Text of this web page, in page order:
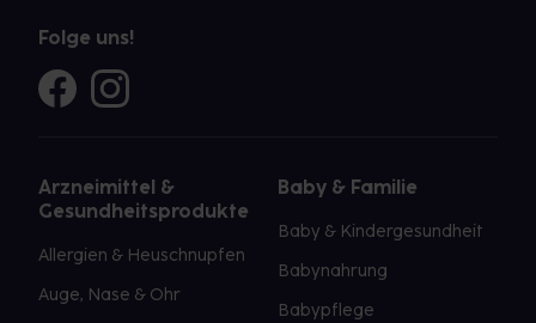
Folge uns!
Arzneimittel &
Gesundheitsprodukte
Allergien & Heuschnupfen
Auge, Nase & Ohr
Baby & Familie
Baby & Kindergesundheit
Babynahrung
Babypflege